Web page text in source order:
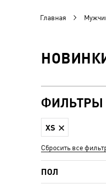
Главная
ФИЛЬТРЫ
XS
Сбросить все
ПОЛ